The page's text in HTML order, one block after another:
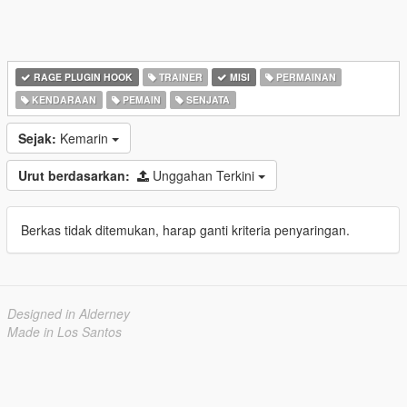
RAGE PLUGIN HOOK TRAINER MISI
PERMAINAN
KENDARAAN
PEMAIN SENJATA
Sejak: Kemarin
Urut berdasarkan: Unggahan Terkini
Berkas tidak ditemukan, harap ganti kriteria penyaringan.
Designed in Alderney
Made in Los Santos